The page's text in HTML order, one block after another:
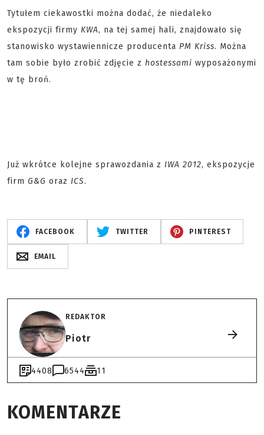
Tytułem ciekawostki można dodać, że niedaleko
ekspozycji firmy KWA, na tej samej hali, znajdowało się
stanowisko wystawiennicze producenta PM Kriss. Można
tam sobie było zrobić zdjęcie z hostessami wyposażonymi
w tę broń.
Już wkrótce kolejne sprawozdania z IWA 2012, ekspozycje
firm G&G oraz ICS.
FACEBOOK TWITTER PINTEREST
EMAIL
REDAKTOR
Piotr
4408 6544 11
KOMENTARZE